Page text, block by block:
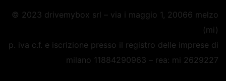
© 2023 drivemybox srl – via i maggio 1, 20066 melzo
(mi)
p. iva c.f. e iscrizione presso il registro delle imprese di
milano 11884290963 – rea: mi 2629227